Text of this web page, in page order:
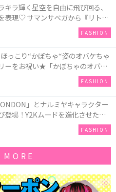
キラ輝く星空を自由に飛び回る、
表現♡ サマンサベガから『リトル
50周年アニバーサリーイヤー』を
FASHION
っこり“かぼちゃ“姿のオバケちゃ
ーをお祝い★「かぼちゃのオバケ
」が新発売！Q-pot CAFE.では
ケーキプレート」も登場
FASHION
」とナルミヤキャラクター
登場！Y2Kムードを進化させた新
発売♪
FASHION